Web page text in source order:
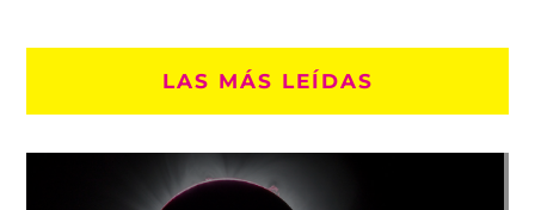
LAS MÁS LEÍDAS